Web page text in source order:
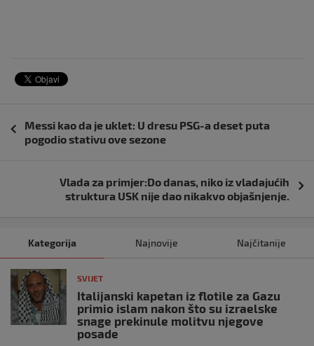
objava
Messi kao da je uklet: U dresu PSG-a deset puta
pogodio stativu ove sezone
Vlada za primjer:Do danas, niko iz vladajućih
struktura USK nije dao nikakvo objašnjenje.
Kategorija Najnovije Najčitanije
SVIJET
Italijanski kapetan iz flotile za Gazu
primio islam nakon što su izraelske
snage prekinule molitvu njegove
posade